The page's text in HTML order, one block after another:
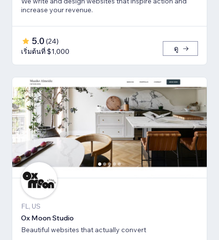
increase your revenue.
5.0 (24)
เริ่มต้นที่ $1,000
ดู
FL, US
Ox Moon Studio
Beautiful websites that actually convert